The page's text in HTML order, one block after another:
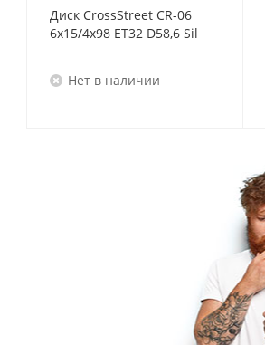
Диск CrossStreet CR-06
6x15/4x98 ET32 D58,6 Sil
Нет в наличии